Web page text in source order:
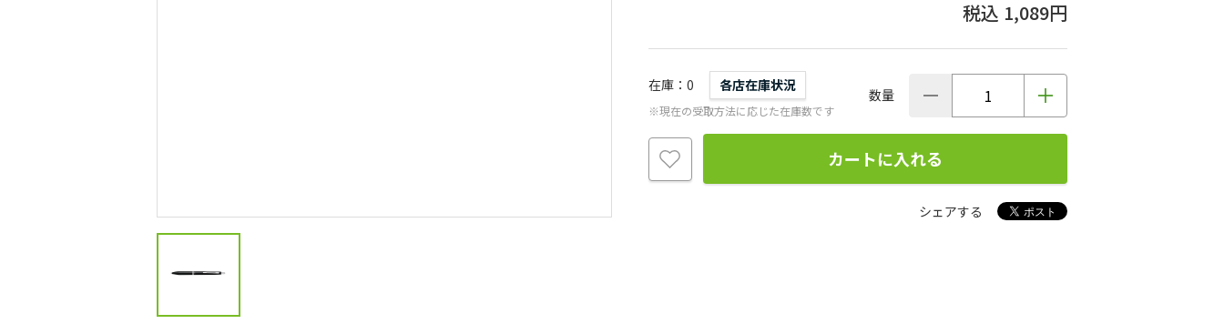
1,089円
在庫 0 各店在庫状況
※現在の受取方法に応じた在庫数です
数量
カートに入れる
シェアする